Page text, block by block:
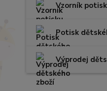
Vzorník
Potisk
Výprodej